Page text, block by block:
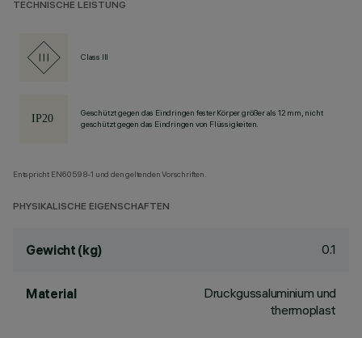
TECHNISCHE LEISTUNG
Class III
Geschützt gegen das Eindringen fester Körper größer als 12 mm, nicht
geschützt gegen das Eindringen von Flüssigkeiten.
Entspricht EN60598-1 und den geltenden Vorschriften.
PHYSIKALISCHE EIGENSCHAFTEN
Gewicht (kg) 0.1
Material
Druckgussaluminium und
thermoplast